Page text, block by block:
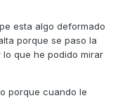
esta algo deformado
porque se paso la
que he podido mirar
porque cuando le